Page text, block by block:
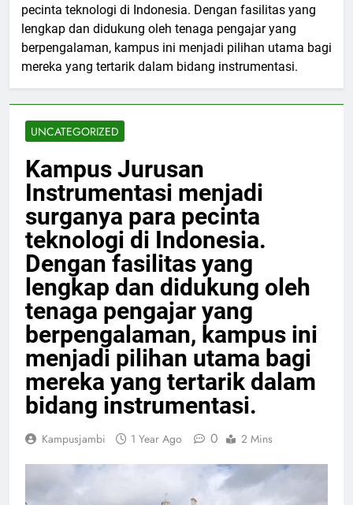
pecinta teknologi di Indonesia. Dengan fasilitas yang
lengkap dan didukung oleh tenaga pengajar yang
berpengalaman, kampus ini menjadi pilihan utama bagi
mereka yang tertarik dalam bidang instrumentasi.
UNCATEGORIZED
Kampus Jurusan
Instrumentasi menjadi
surganya para pecinta
teknologi di Indonesia.
Dengan fasilitas yang
lengkap dan didukung oleh
tenaga pengajar yang
berpengalaman, kampus ini
menjadi pilihan utama bagi
mereka yang tertarik dalam
bidang instrumentasi.
Kampusjambi 1 Year Ago 0 2 Mins